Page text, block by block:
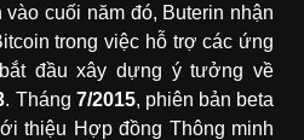
cuối năm đó, Buterin nhận
trong việc hỗ trợ các ứng
đầu xây dựng ý tưởng về
. Tháng 7/2015, phiên bản beta
thiệu Hợp đồng Thông minh